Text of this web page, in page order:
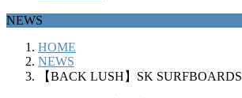
NEWS
HOME
NEWS
【BACK LUSH】SK SURFBOARDS